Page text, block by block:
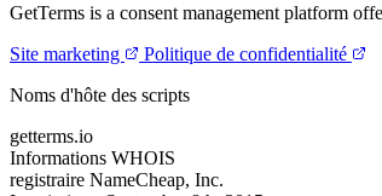
GetTerms is a consent management platform
Site marketing
Politique de confidentialité
Noms d'hôte des scripts
getterms.io
Informations WHOIS
registraire NameCheap, Inc.